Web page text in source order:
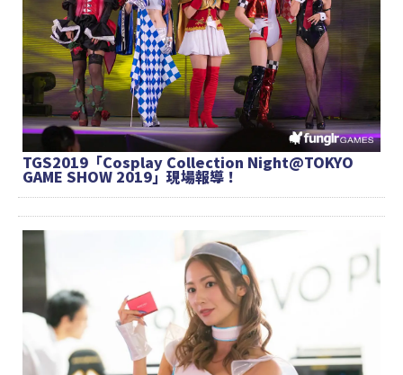
TGS2019「Cosplay Collection Night@TOKYO
GAME SHOW 2019」現場報導！